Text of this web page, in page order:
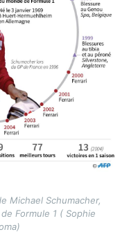
Michael Schumacher,
Formule 1 ( Sophie